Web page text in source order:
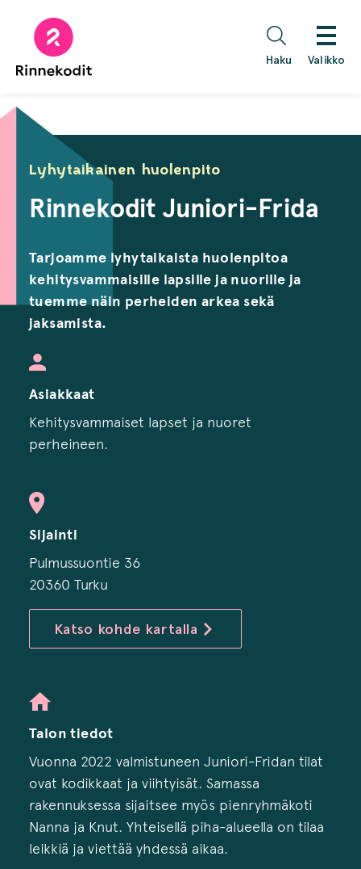
sisältöön
Haku Valikko
Lyhytaikainen huolenpito
Rinnekodit Juniori-Frida
Tarjoamme lyhytaikaista huolenpitoa
kehitysvammaisille lapsille ja nuorille ja
tuemme näin perheiden arkea sekä
jaksamista.
Asiakkaat
Kehitysvammaiset lapset ja nuoret
perheineen.
Sijainti
Pulmussuontie 36
20360 Turku
Katso kohde kartalla
Talon tiedot
Vuonna 2022 valmistuneen Juniori-Fridan tilat
ovat kodikkaat ja viihtyisät. Samassa
rakennuksessa sijaitsee myös pienryhmäkoti
Nanna ja Knut. Yhteisellä piha-alueella on tilaa
leikkiä ja viettää yhdessä aikaa.